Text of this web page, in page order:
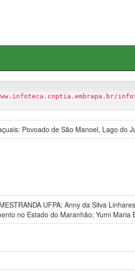
Povoado de São Manoel, Lago do
UFPA; Anny da Silva
no Estado do Maranhão; Yumi Maria